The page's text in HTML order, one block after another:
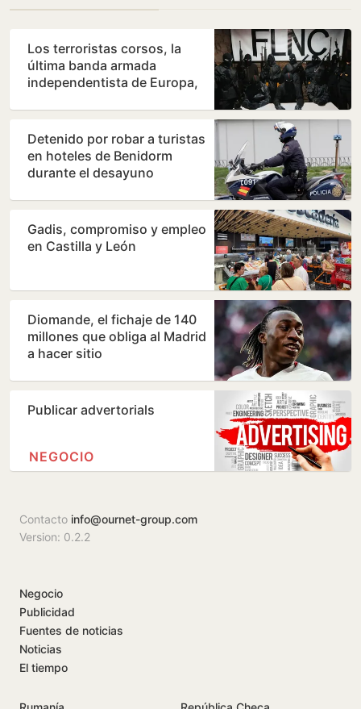
Los terroristas corsos, la
última banda armada
independentista de Europa,
Detenido por robar a turistas
en hoteles de Benidorm
durante el desayuno
Gadis, compromiso y empleo
en Castilla y León
Diomande, el fichaje de 140
millones que obliga al Madrid
a hacer sitio
Publicar advertorials
NEGOCIO
Contacto info@ournet-group.com
Version: 0.2.2
Negocio
Publicidad
Fuentes de noticias
Noticias
El tiempo